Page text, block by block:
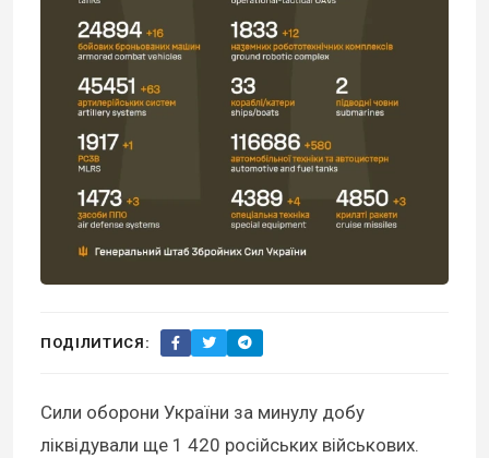
ПОДІЛИТИСЯ:
Сили оборони України за минулу добу
ліквідували ще 1 420 російських військових.